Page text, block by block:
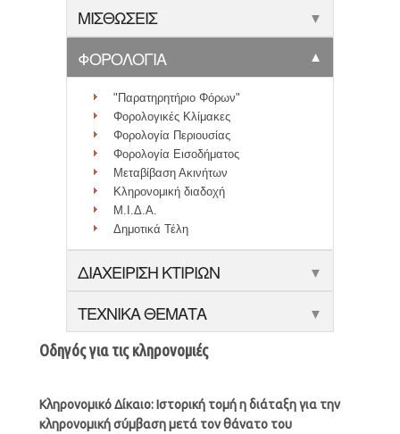
ΜΙΣΘΩΣΕΙΣ ▼
ΦΟΡΟΛΟΓΙΑ ▼
"Παρατηρητήριο Φόρων"
Φορολογικές Κλίμακες
Φορολογία Περιουσίας
Φορολογία Εισοδήματος
Μεταβίβαση Ακινήτων
Κληρονομική διαδοχή
Μ.Ι.Δ.Α.
Δημοτικά Τέλη
ΔΙΑΧΕΙΡΙΣΗ ΚΤΙΡΙΩΝ ▼
ΤΕΧΝΙΚΑ ΘΕΜΑΤΑ ▼
Οδηγός για τις κληρονομιές
Κληρονομικό Δίκαιο: Ιστορική τομή η διάταξη για την
κληρονομική σύμβαση μετά τον θάνατο του